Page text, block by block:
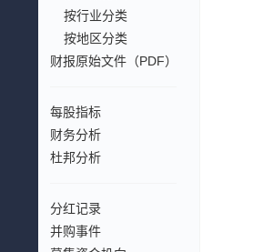
按行业分类
按地区分类
财报原始文件（PDF）
每股指标
财务分析
杜邦分析
分红记录
并购事件